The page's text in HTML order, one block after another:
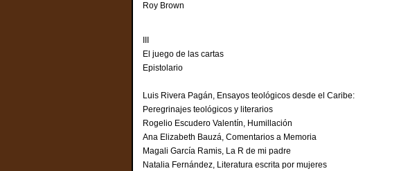
Roy Brown
El juego de las cartas
Epistolario
Luis Rivera Pagán, Ensayos teológicos desde el Caribe:
Peregrinajes teológicos y literarios
Rogelio Escudero Valentín, Humillación
Ana Elizabeth Bauzá, Comentarios a Memoria
Magali García Ramis, La R de mi padre
Natalia Fernández, Literatura escrita por mujeres